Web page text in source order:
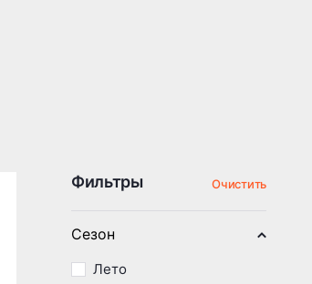
Фильтры Очистить
Сезон
Лето